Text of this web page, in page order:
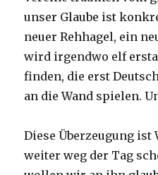
unser Glaube ist
neuer Rehhagel, ein
wird irgendwo elf
finden, die erst
an die Wand spielen.
Diese Überzeugung ist
weiter weg der Tag